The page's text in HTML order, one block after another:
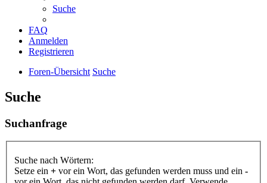
Suche
FAQ
Anmelden
Registrieren
Foren-Übersicht Suche
Suche
Suchanfrage
Suche nach Wörtern:
Setze ein + vor ein Wort, das gefunden werden muss und ein -